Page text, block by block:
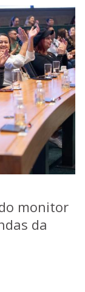
monitor
da